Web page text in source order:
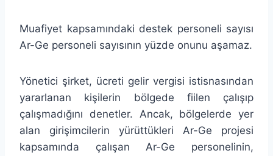
Muafiyet kapsamındaki destek personeli sayısı
Ar-Ge personeli sayısının yüzde onunu aşamaz.
Yönetici şirket, ücreti gelir vergisi istisnasından
yararlanan kişilerin bölgede fiilen çalışıp
çalışmadığını denetler. Ancak, bölgelerde yer
alan girişimcilerin yürüttükleri Ar-Ge projesi
kapsamında çalışan Ar-Ge personelinin,